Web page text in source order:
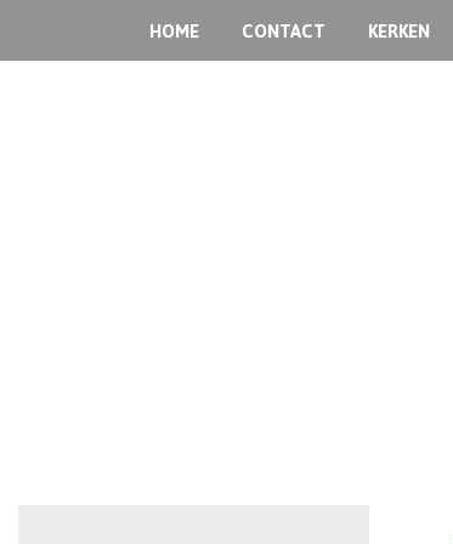
HOME CONTACT KERKEN